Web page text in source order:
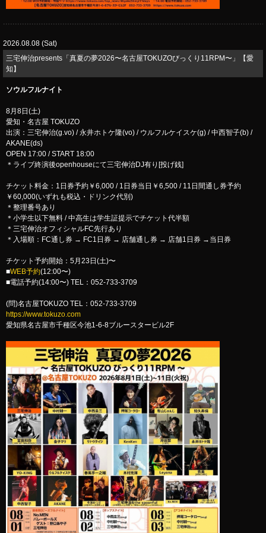
2026.08.08 (Sat)
三宅伸治presents「真夏の夢2026〜名古屋TOKUZOびっくり11RPM〜」【愛
知】
ソウルフルナイト
8月8日(土)
愛知・名古屋 TOKUZO
出演：三宅伸治(g.vo) / 永井ホトケ隆(vo) / ウルフルケイスケ(g) / 中西智子(b) /
AKANE(ds)
OPEN 17:00 / START 18:00
＊ライブ終演後openhouseにて三宅伸治DJ有り[投げ銭]
チケット料金：1日券予約￥6,000 / 1日券当日￥6,500 / 11日間通し券予約
￥60,000(いずれも税込・ドリンク代別)
＊整理番号あり
＊小学生以下無料 / 中高生は学生証提示でチケット代半額
＊三宅伸治オフィシャルFC先行あり
＊入場順：FC通し券 → FC1日券 → 店舗通し券 → 店舗1日券 →当日券
チケット予約開始：5月23日(土)〜
■WEB予約(12:00〜)
■電話予約(14:00〜) TEL：052-733-3709
(問)名古屋TOKUZO TEL：052-733-3709
https://www.tokuzo.com
愛知県名古屋市千種区今池1-6-8ブルースタービル2F